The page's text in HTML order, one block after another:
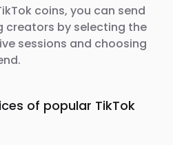
coins, you can send
creators by selecting the
sessions and choosing
of popular TikTok